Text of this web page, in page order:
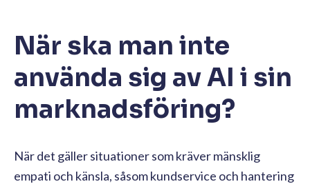
När ska man inte
använda sig av AI i sin
marknadsföring?
När det gäller situationer som kräver mänsklig
empati och känsla, såsom kundservice och hantering